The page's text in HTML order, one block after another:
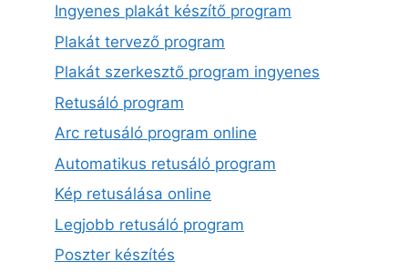
Ingyenes plakát készítő program
Plakát tervező program
Plakát szerkesztő program ingyenes
Retusáló program
Arc retusáló program online
Automatikus retusáló program
Kép retusálása online
Legjobb retusáló program
Poszter készítés